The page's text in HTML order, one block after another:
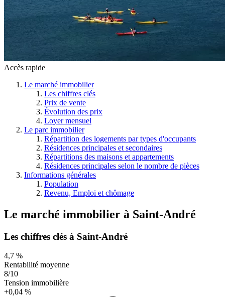
Accès rapide
Le marché immobilier
Les chiffres clés
Prix de vente
Évolution des prix
Loyer mensuel
Le parc immobilier
Répartition des logements par types d'occupants
Résidences principales et secondaires
Répartitions des maisons et appartements
Résidences principales selon le nombre de pièces
Informations générales
Population
Revenu, Emploi et chômage
Le marché immobilier à Saint-André
Les chiffres clés à Saint-André
4,7 %
Rentabilité moyenne
8/10
Tension immobilière
+0,04 %